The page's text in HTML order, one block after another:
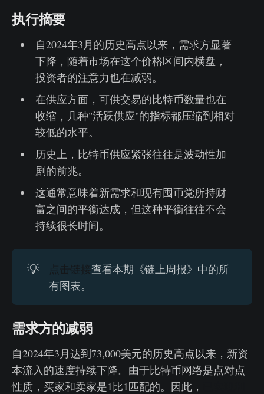
执行摘要
自2024年3月的历史高点以来，需求方显著
下降，随着市场在这个价格区间内横盘，
投资者的注意力也在减弱。
在供应方面，可供交易的比特币数量也在
收缩，几种"活跃供应"的指标都压缩到相对
较低的水平。
历史上，比特币供应紧张往往是波动性加
剧的前兆。
这通常意味着新需求和现有囤币党所持财
富之间的平衡达成，但这种平衡往往不会
持续很长时间。
💡 点击链接查看本期《链上周报》中的所
有图表。
需求方的减弱
自2024年3月达到73,000美元的历史高点以来，新资
本流入的速度持续下降。由于比特币网络是点对点
性质，买家和卖家是1比1匹配的。因此，